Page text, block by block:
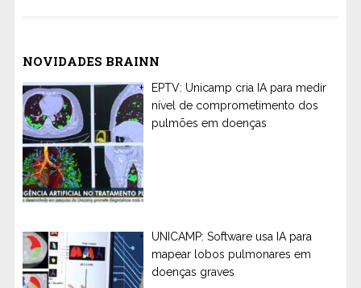
NOVIDADES BRAINN
EPTV: Unicamp cria IA para medir
nível de comprometimento dos
pulmões em doenças
UNICAMP: Software usa IA para
mapear lobos pulmonares em
doenças graves